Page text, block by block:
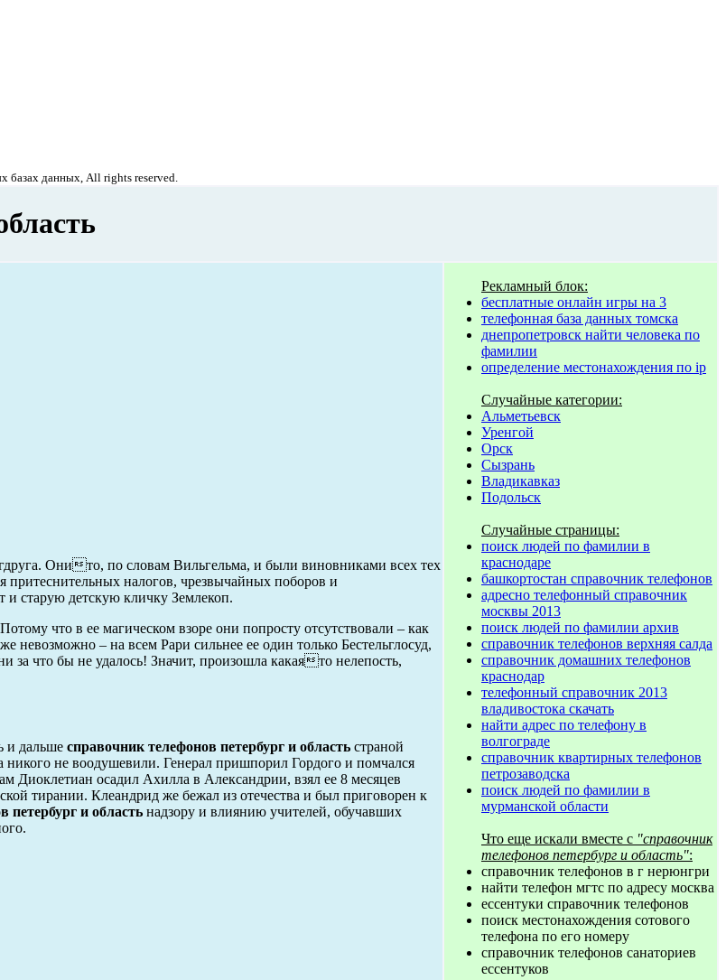
базах данных, All rights reserved.
Онито, по словам Вильгельма, и были виновниками всех тех
притеснительных налогов, чрезвычайных поборов и
и старую детскую кличку Землекоп.
что в ее магическом взоре они попросту отсутствовали – как
– на всем Рари сильнее ее один только Бестельглосуд,
за что бы не удалось! Значит, произошла какаято нелепость,
и дальше справочник телефонов петербург и область страной
не воодушевили. Генерал пришпорил Гордого и помчался
Диоклетиан осадил Ахилла в Александрии, взял ее 8 месяцев
тирании. Клеандрид же бежал из отечества и был приговорен к
петербург и область надзору и влиянию учителей, обучавших
Рекламный блок:
бесплатные онлайн игры на 3
телефонная база данных томска
днепропетровск найти человека по
фамилии
определение местонахождения по ip
Случайные категории:
Альметьевск
Уренгой
Орск
Сызрань
Владикавказ
Подольск
Случайные страницы:
поиск людей по фамилии в
краснодаре
башкортостан справочник телефонов
адресно телефонный справочник
москвы 2013
поиск людей по фамилии архив
справочник телефонов верхняя салда
справочник домашних телефонов
краснодар
телефонный справочник 2013
владивостока скачать
найти адрес по телефону в
волгограде
справочник квартирных телефонов
петрозаводска
поиск людей по фамилии в
мурманской области
Что еще искали вместе с "справочник
телефонов петербург и область":
справочник телефонов в г нерюнгри
найти телефон мгтс по адресу москва
ессентуки справочник телефонов
поиск местонахождения сотового
телефона по его номеру
справочник телефонов санаториев
ессентуков